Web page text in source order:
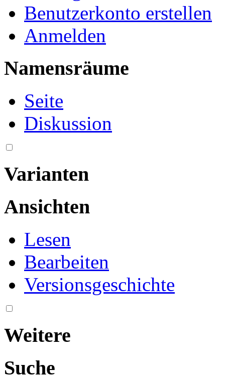
Benutzerkonto erstellen
Anmelden
Namensräume
Seite
Diskussion
Varianten
Ansichten
Lesen
Bearbeiten
Versionsgeschichte
Weitere
Suche